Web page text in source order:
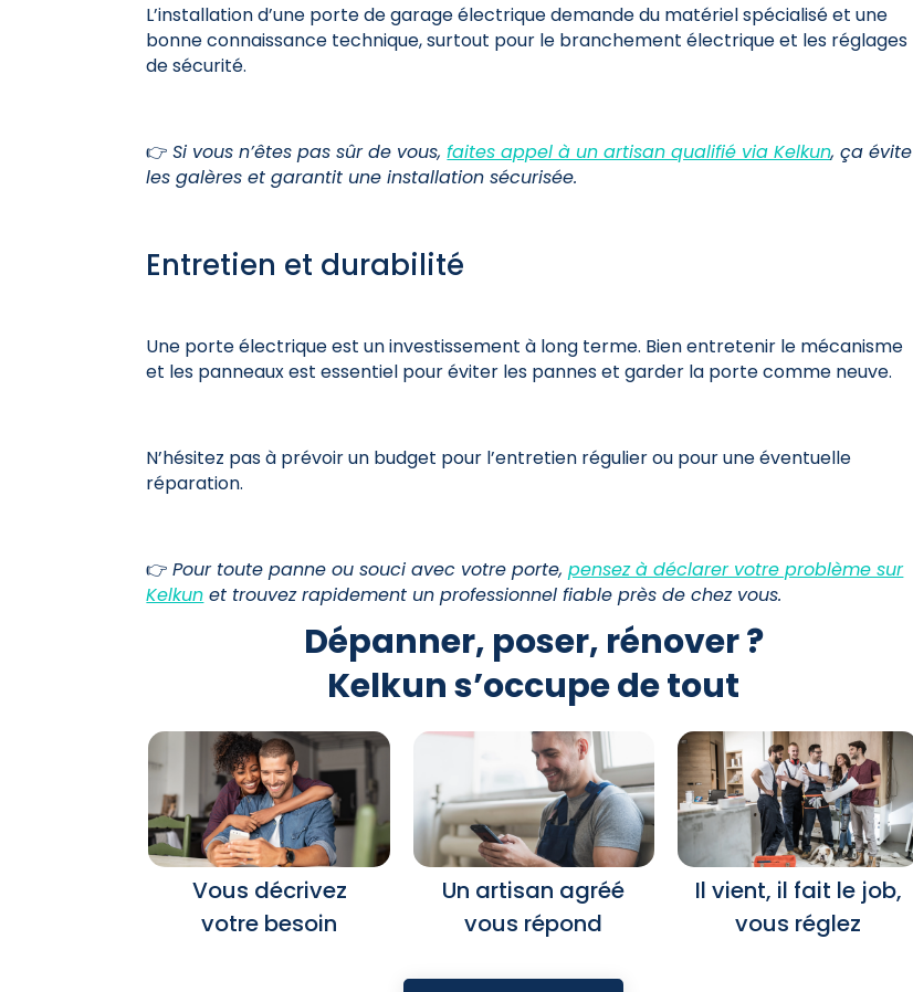
L’installation d’une porte de garage électrique demande du matériel spécialisé et une
bonne connaissance technique, surtout pour le branchement électrique et les réglages
de sécurité.
👉Si vous n’êtes pas sûr de vous,faites appel à un artisan qualifié via Kelkun, ça évite
les galères et garantit une installation sécurisée.
Entretien et durabilité
Une porte électrique est un investissement à long terme. Bien entretenir le mécanisme
et les panneaux est essentiel pour éviter les pannes et garder la porte comme neuve.
N’hésitez pas à prévoir un budget pour l’entretien régulier ou pour une éventuelle
réparation.
👉Pour toute panne ou souci avec votre porte,pensez à déclarer votre problème sur
Kelkun et trouvez rapidement un professionnel fiable près de chez vous.
Dépanner, poser, rénover ?
Kelkun s’occupe de tout
Vous décrivez
votre besoin
Un artisan agréé
vous répond
Il vient, il fait le job,
vous réglez